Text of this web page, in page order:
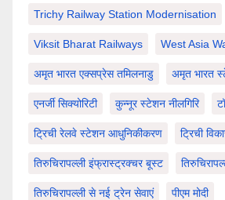
Trichy Railway Station Modernisation
Viksit Bharat Railways West Asia
अमृत भारत एक्सप्रेस तमिलनाडु अमृत भारत
एनर्जी सिक्योरिटी कुन्नूर स्टेशन नीलगिरि
ट्रिची रेलवे स्टेशन आधुनिकीकरण ट्रिची
तिरुचिरापल्ली इंफ्रास्ट्रक्चर बूस्ट
तिरुचिरापल्ली से नई ट्रेन सेवाएं पीएम मोदी